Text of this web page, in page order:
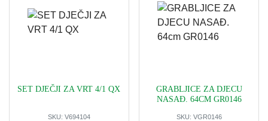
SET DJEČJI ZA VRT 4/1 QX
SKU: V694104
GRABLJICE ZA DJECU
NASAĐ. 64CM GR0146
SKU: VGR0146